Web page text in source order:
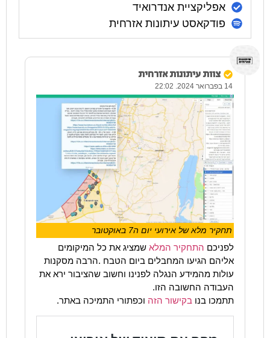
אפליקציית אנדרואיד
פודקאסט עיתונות אזרחית
צוות עיתונות אזרחית
14 בפברואר 2024. 22:02
תחקיר מלא של אירועי יום ה7 באוקטובר
לפניכם התחקיר המלא שמציג את כל המיקומים
אליהם הגיעו המחבלים ביום הטבח .הרבה מסקנות
עולות מהמידע הנגלה לפנינו וחשוב שהציבור ירא את
העבודה החשובה הזו.
תתמכו בנו בקישור הזה וכפתורי התמיכה באתר.